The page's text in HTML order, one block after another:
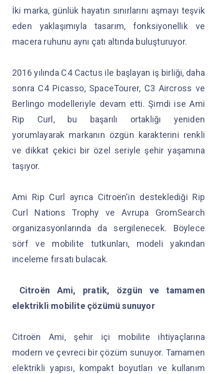
İki marka, günlük hayatın sınırlarını aşmayı teşvik
eden yaklaşımıyla tasarım, fonksiyonellik ve
macera ruhunu aynı çatı altında buluşturuyor.
2016 yılında C4 Cactus ile başlayan iş birliği, daha
sonra C4 Picasso, SpaceTourer, C3 Aircross ve
Berlingo modelleriyle devam etti. Şimdi ise Ami
Rip Curl, bu başarılı ortaklığı yeniden
yorumlayarak markanın özgün karakterini renkli
ve dikkat çekici bir özel seriyle şehir yaşamına
taşıyor.
Ami Rip Curl ayrıca Citroën'in desteklediği Rip
Curl Nations Trophy ve Avrupa GromSearch
organizasyonlarında da sergilenecek. Böylece
sörf ve mobilite tutkunları, modeli yakından
inceleme fırsatı bulacak.
Citroën Ami, pratik, özgün ve tamamen
elektrikli mobilite çözümü sunuyor
Citroën Ami, şehir içi mobilite ihtiyaçlarına
modern ve çevreci bir çözüm sunuyor. Tamamen
elektrikli yapısı, kompakt boyutları ve kullanım